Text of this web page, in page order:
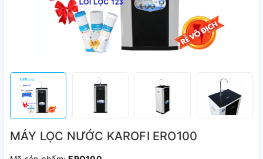
MÁY LỌC NƯỚC KAROFI ERO100